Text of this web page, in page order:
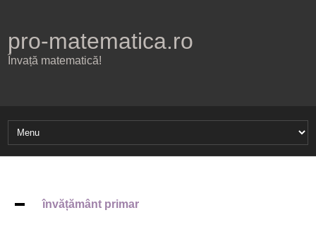
pro-matematica.ro
Învață matematică!
învățământ primar